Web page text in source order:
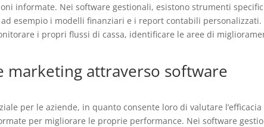
informate. Nei software gestionali, esistono strumenti
esempio i modelli finanziari e i report contabili personalizzati.
i propri flussi di cassa, identificare le aree di
marketing attraverso software
per le aziende, in quanto consente loro di valutare l’efficacia
per migliorare le proprie performance. Nei software